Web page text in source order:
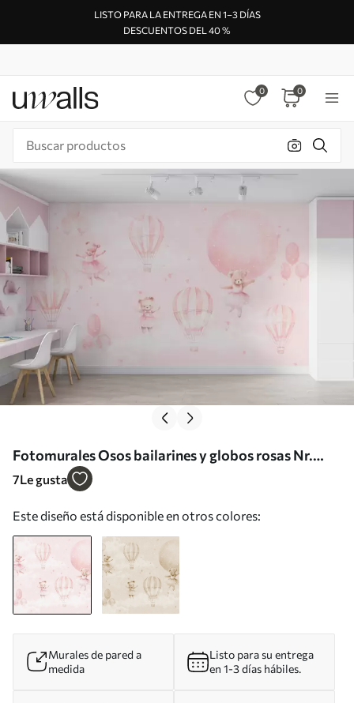
LISTO PARA LA ENTREGA EN 1–3 DÍAS
DESCUENTOS DEL 40 %
0 0
Fotomurales Osos bailarines y globos rosas Nr.
u97954
7Le gusta
Este diseño está disponible en otros colores:
Murales de pared a
medida
Listo para su entrega
en 1-3 días hábiles.